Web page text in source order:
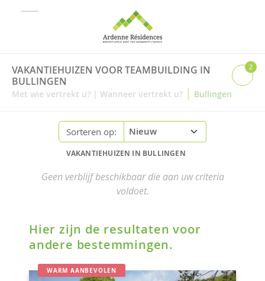
VAKANTIEHUIZEN VOOR TEAMBUILDING IN
BULLINGEN
Met wie vertrekt u? | Wanneer vertrekt u? | Bullingen
2
Sorteren op:
VAKANTIEHUIZEN IN BULLINGEN
Geen verblijf beschikbaar die aan uw criteria
voldoet.
Hier zijn de resultaten voor
andere bestemmingen.